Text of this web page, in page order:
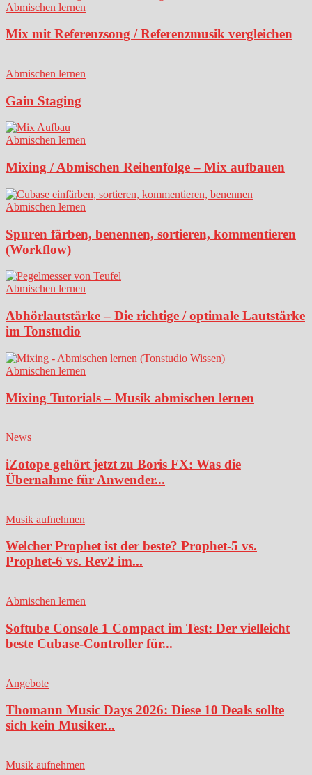
Abmischen lernen
Mix mit Referenzsong / Referenzmusik vergleichen
Abmischen lernen
Gain Staging
Abmischen lernen
Mixing / Abmischen Reihenfolge – Mix aufbauen
Abmischen lernen
Spuren färben, benennen, sortieren, kommentieren
(Workflow)
Abmischen lernen
Abhörlautstärke – Die richtige / optimale Lautstärke
im Tonstudio
Abmischen lernen
Mixing Tutorials – Musik abmischen lernen
News
iZotope gehört jetzt zu Boris FX: Was die
Übernahme für Anwender...
Musik aufnehmen
Welcher Prophet ist der beste? Prophet-5 vs.
Prophet-6 vs. Rev2 im...
Abmischen lernen
Softube Console 1 Compact im Test: Der vielleicht
beste Cubase-Controller für...
Angebote
Thomann Music Days 2026: Diese 10 Deals sollte
sich kein Musiker...
Musik aufnehmen